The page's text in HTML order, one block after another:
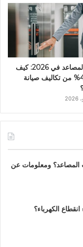
تشفير المصاعد في 2026: كيف
توفر 40% من تكاليف صيانة
المصاعد؟ ومعلومات عن
الكهرباء؟